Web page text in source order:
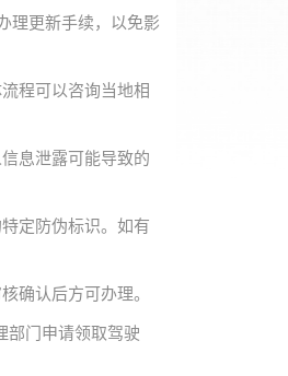
理更新手续，以免影
程可以咨询当地相
息泄露可能导致的
定防伪标识。如有
确认后方可办理。
部门申请领取驾驶